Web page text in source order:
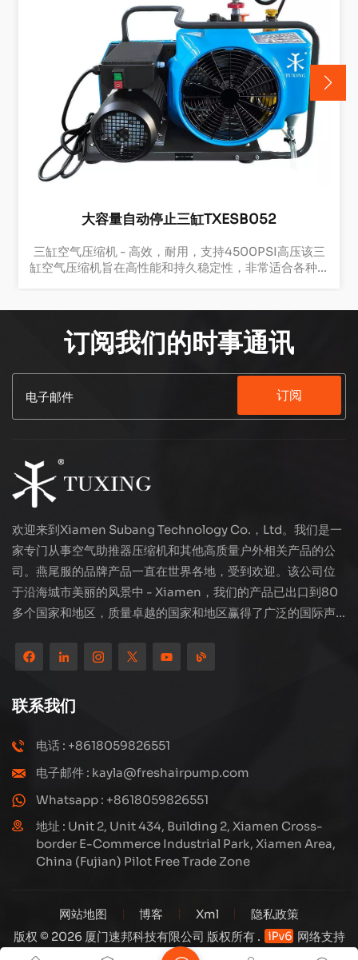
大容量自动停止三缸TXESB052
三缸空气压缩机 - 高效，耐用，支持4500PSI高压该三
缸空气压缩机旨在高性能和持久稳定性，非常适合各种工
境。关键功能：三缸设计：独特的三缸设计提供了更光滑
的气流，可确保高效且低振动的操作，从而延长了机器的
寿命。4500PSI高压：该压缩机能够输送高达4500PSI
设备，提供强大的气流以满足苛刻的需求。110V/220V
电压支持：柔性电压兼容性允许在各个区域和环境中使用
此压缩机，而无需担心电压问题。2.2kW功率输出：强大
源效率的设计，该压缩机可提供强大的功率，同时最大程
度地减少操作过程中的噪声和能量。耐用的建筑：重65
公斤，压缩机的高质量结构可确保其在恶劣的环境中的表
现良好，提供可靠和一致的性能。无论您需要用于研讨
会，工业生产线还是汽车维修，这款三缸空气压缩机都可
以提供可靠的高压空气来源，有助于提高工作效率并降低
能源消耗。
订阅我们的时事通讯
订阅
欢迎来到Xiamen Subang Technology Co.，Ltd。我们是一
家专门从事空气助推器压缩机和其他高质量户外相关产品的公
司。燕尾服的品牌产品一直在世界各地，受到欢迎。该公司位
于沿海城市美丽的风景中 - Xiamen，我们的产品已出口到80
多个国家和地区，质量卓越的国家和地区赢得了广泛的国际声
服务系统，我们一直在探索和研究如何通过创新不断升级我们
的产品以满足客户不断增长的需求。该公司对高压压缩机的生
产和制造的核心关注，其结构设计是科学而合理的，以确保产
品的有效性能。我们生产的每种产品，包括许多精度零件，都
严格根据工程图，精心构建在高度自动化的生产线上。
联系我们
电话 : +8618059826551
电子邮件 : kayla@freshairpump.com
Whatsapp : +8618059826551
地址 : Unit 2, Unit 434, Building 2, Xiamen Cross-
border E-Commerce Industrial Park, Xiamen Area,
China (Fujian) Pilot Free Trade Zone
网站地图 博客 Xml
隐私政策
版权 © 2026 厦门速邦科技有限公司 版权所有 .
网络支持